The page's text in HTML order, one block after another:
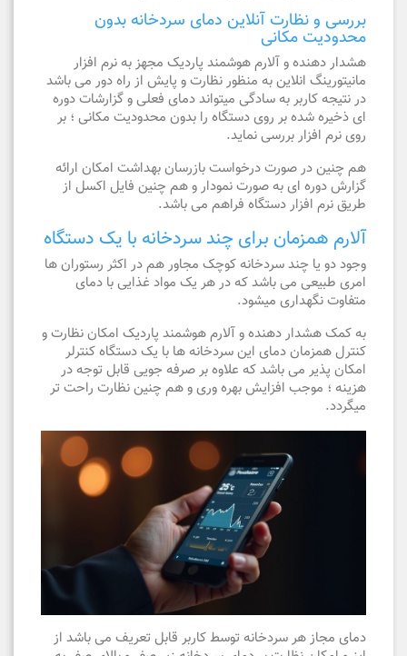
بررسی و نظارت آنلاین دمای سردخانه بدون
محدودیت مکانی
هشدار دهنده و آلارم هوشمند پاردیک مجهز به نرم افزار
مانیتورینگ انلاین به منظور نظارت و پایش از راه دور می باشد
در نتیجه کاربر به سادگی میتواند دمای فعلی و گزارشات دوره
ای ذخیره شده بر روی دستگاه را بدون محدودیت مکانی ؛ بر
روی نرم افزار بررسی نماید.
هم چنین در صورت درخواست بازرسان بهداشت امکان ارائه
گزارش دوره ای به صورت نمودار و هم چنین فایل اکسل از
طریق نرم افزار دستگاه فراهم می باشد.
آلارم همزمان برای چند سردخانه با یک دستگاه
وجود دو یا چند سردخانه کوچک مجاور هم در اکثر رستوران ها
امری طبیعی می باشد که در هر یک مواد غذایی با دمای
متفاوت نگهداری میشود.
به کمک هشدار دهنده و آلارم هوشمند پاردیک امکان نظارت و
کنترل همزمان دمای این سردخانه ها با یک دستگاه کنترلر
امکان پذیر می باشد که علاوه بر صرفه جویی قابل توجه در
هزینه ؛ موجب افزایش بهره وری و هم چنین نظارت راحت تر
میگردد.
دمای مجاز هر سردخانه توسط کاربر قابل تعریف می باشد از